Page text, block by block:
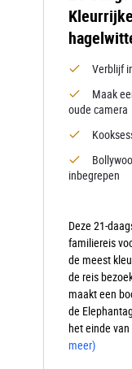
Verblijf
Maak
oude camera
inbegrepen
Deze 21-
familiereis
de meest
de reis
maakt een
de
het einde
meer)